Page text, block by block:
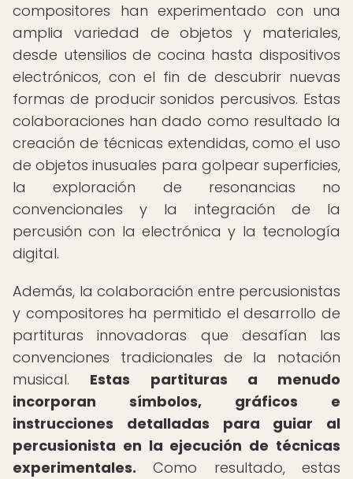
compositores han experimentado con una
amplia variedad de objetos y materiales,
desde utensilios de cocina hasta dispositivos
electrónicos, con el fin de descubrir nuevas
formas de producir sonidos percusivos. Estas
colaboraciones han dado como resultado la
creación de técnicas extendidas, como el uso
de objetos inusuales para golpear superficies,
la exploración de resonancias no
convencionales y la integración de la
percusión con la electrónica y la tecnología
digital.
Además, la colaboración entre percusionistas
y compositores ha permitido el desarrollo de
partituras innovadoras que desafían las
convenciones tradicionales de la notación
musical. Estas partituras a menudo
incorporan símbolos, gráficos e
instrucciones detalladas para guiar al
percusionista en la ejecución de técnicas
experimentales. Como resultado, estas